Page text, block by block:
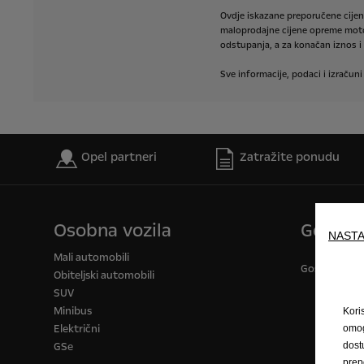
Ovdje iskazane preporučene
maloprodajne cijene opreme
odstupanja, a za konačan iznos i
Sve informacije, podaci i izračuni
Opel partneri Zatražite ponudu
Osobna vozila
Mali automobili
Obiteljski automobili
SUV
Minibus
Električni
GSe
Gospodarska